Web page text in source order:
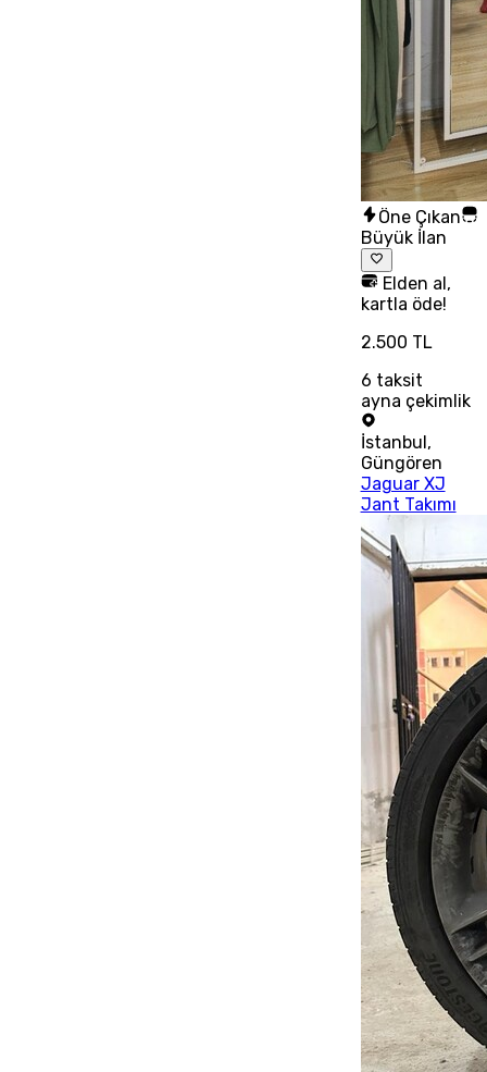
Öne Çıkan
Büyük İlan
Elden al,
kartla öde!
2.500 TL
6 taksit
ayna çekimlik
İstanbul ,
Güngören
Jaguar XJ
Jant Takımı